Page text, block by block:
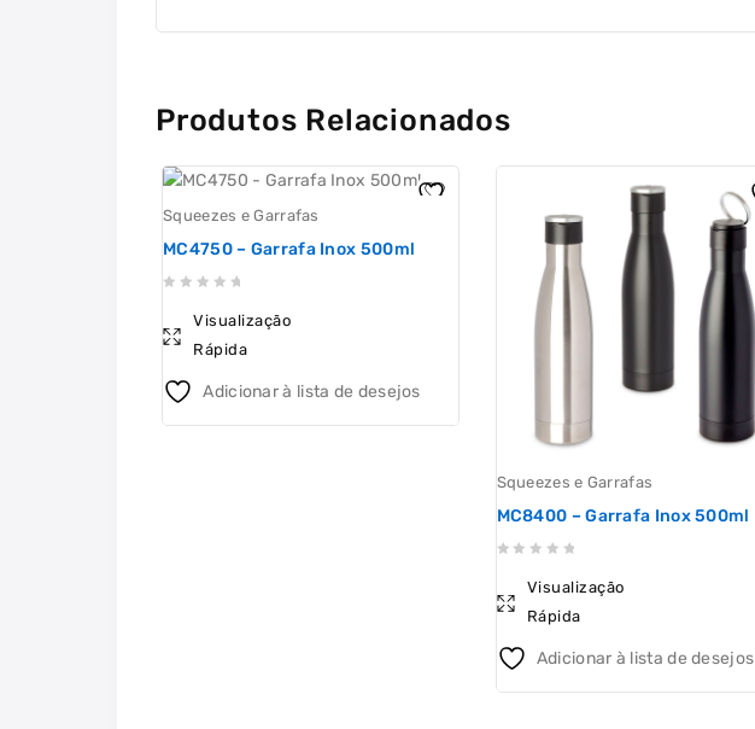
Produtos Relacionados
Squeezes e Garrafas
MC4750 – Garrafa Inox 500ml
Visualização
Rápida
Adicionar à lista de desejos
Squeezes e Garrafas
MC8400 – Garrafa Inox 500ml
Visualização
Rápida
Adicionar à lista de desejos